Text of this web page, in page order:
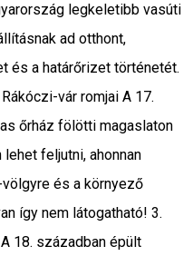
legkeletibb vasúti
ad otthont,
és a határőrizet történetét.
vár romjai A 17.
őrház fölötti magaslaton
feljutni, ahonnan
és a környező
így nem látogatható! 3.
18. században épült